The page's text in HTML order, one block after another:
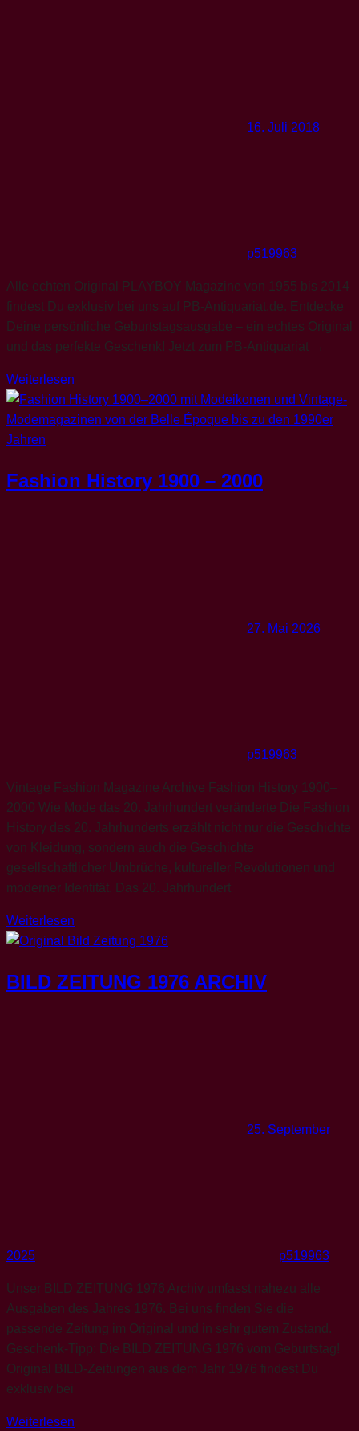
16. Juli 2018
p519963
Alle echten Original PLAYBOY Magazine von 1955 bis 2014
findest Du exklusiv bei uns auf PB-Antiquariat.de. Entdecke
Deine persönliche Geburtstagsausgabe – ein echtes Original
und das perfekte Geschenk! Jetzt zum PB-Antiquariat →
Weiterlesen
Fashion History 1900 – 2000
27. Mai 2026
p519963
Vintage Fashion Magazine Archive Fashion History 1900–
2000 Wie Mode das 20. Jahrhundert veränderte Die Fashion
History des 20. Jahrhunderts erzählt nicht nur die Geschichte
von Kleidung, sondern auch die Geschichte
gesellschaftlicher Umbrüche, kultureller Revolutionen und
moderner Identität. Das 20. Jahrhundert
Weiterlesen
BILD ZEITUNG 1976 ARCHIV
25. September
2025 p519963
Unser BILD ZEITUNG 1976 Archiv umfasst nahezu alle
Ausgaben des Jahres 1976. Bei uns finden Sie die
passende Zeitung im Original und in sehr gutem Zustand.
Geschenk-Tipp: Die BILD ZEITUNG 1976 vom Geburtstag!
Original BILD-Zeitungen aus dem Jahr 1976 findest Du
exklusiv bei
Weiterlesen